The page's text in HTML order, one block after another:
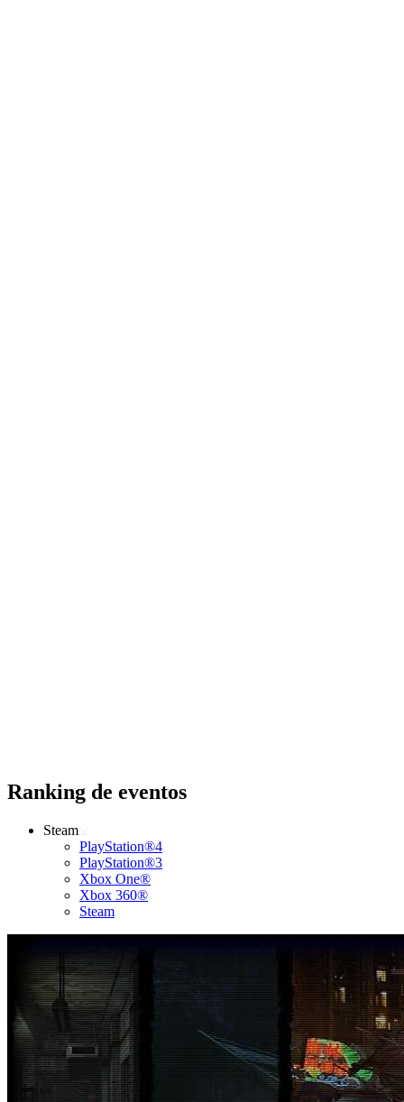
Ranking de eventos
Steam
PlayStation®4
PlayStation®3
Xbox One®
Xbox 360®
Steam